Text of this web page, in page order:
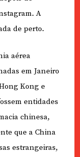
A
de perto.
aérea
em Janeiro
Kong e
entidades
chinesa,
que a China
estrangeiras,